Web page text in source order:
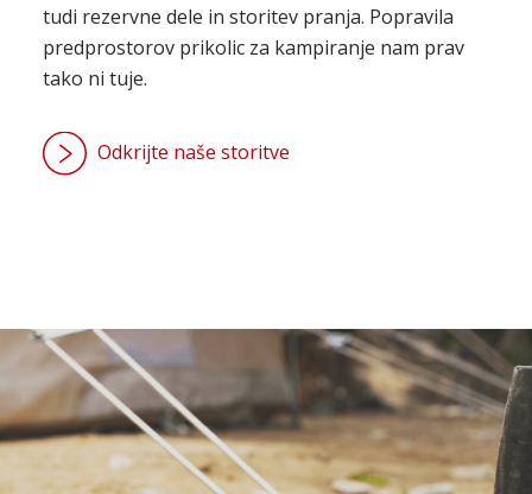
tudi rezervne dele in storitev pranja. Popravila
predprostorov prikolic za kampiranje nam prav
tako ni tuje.
Odkrijte naše storitve